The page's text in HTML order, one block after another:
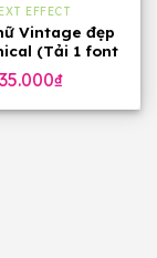
EFFECT
Vintage đẹp
(Tải 1 font
60 font)
35.000₫